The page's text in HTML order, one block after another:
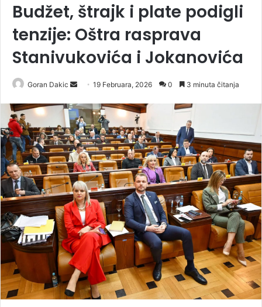
Budžet, štrajk i plate podigli
tenzije: Oštra rasprava
Stanivukovića i Jokanovića
Goran Dakic
n
d
a
n
e
m
a
i
l
19 Februara, 2026 0 3 minuta čitanja